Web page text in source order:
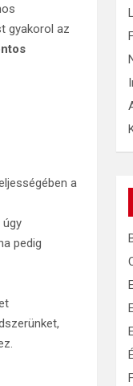
gyakorol az
a
úgy
pedig